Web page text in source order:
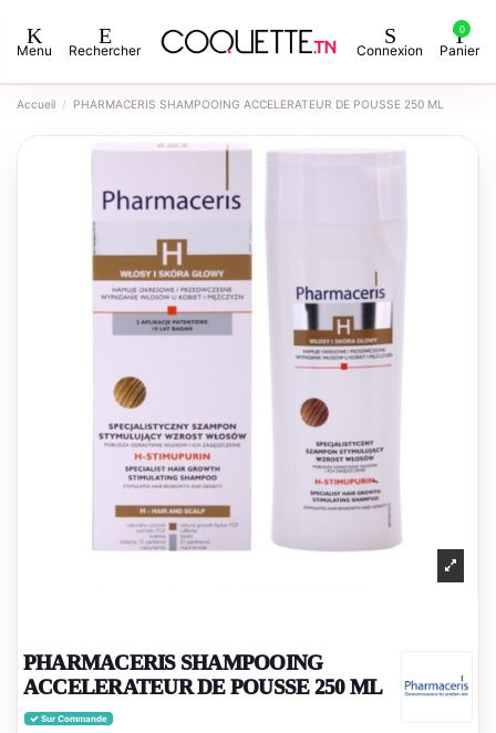
Menu Rechercher Connexion
0
Panier
Accueil PHARMACERIS SHAMPOOING ACCELERATEUR DE POUSSE 250 ML
PHARMACERIS SHAMPOOING
ACCELERATEUR DE POUSSE 250 ML
Sur Commande